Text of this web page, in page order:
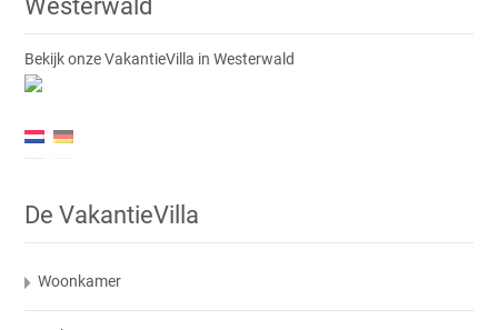
Westerwald
Bekijk onze VakantieVilla in Westerwald
De VakantieVilla
Woonkamer